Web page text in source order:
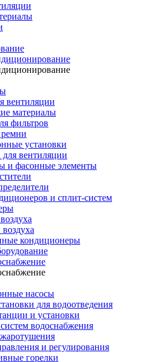
вентиляции
материалы
фильтров
установки
вентиляции
и фасонные элементы
и сплит-систем
кондиционеры
насосы
для водоотведения
и установки
водоснабжения
и регулирования
горелки